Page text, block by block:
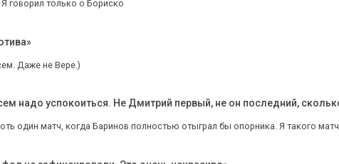
говорил только о Бориско
Даже не Вере.)
надо успокоиться. Не Дмитрий первый, не он последний,
один матч, когда Баринов полностью отыграл бы опорника. Я такого